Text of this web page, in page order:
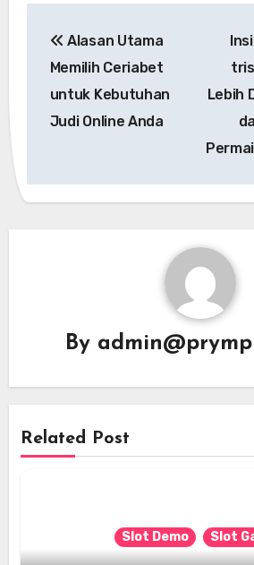
navigation
Alasan Utama
Memilih Ceriabet
untuk Kebutuhan
Judi Online Anda
Lebih
By
Related Post
Slot Demo Slot